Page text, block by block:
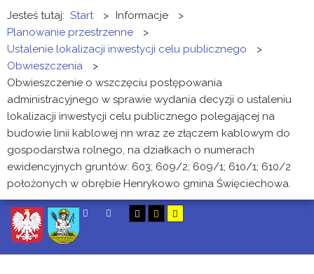
Jesteś tutaj: Start > Informacje
>
Planowanie przestrzenne
>
Ustalenie lokalizacji inwestycji celu publicznego
>
Obwieszczenia
>
Obwieszczenie o wszczęciu postępowania
administracyjnego w sprawie wydania decyzji o ustaleniu
lokalizacji inwestycji celu publicznego polegającej na
budowie linii kablowej nn wraz ze złączem kablowym do
gospodarstwa rolnego, na działkach o numerach
ewidencyjnych gruntów: 603; 609/2; 609/1; 610/1; 610/2
położonych w obrębie Henrykowo gmina Święciechowa.